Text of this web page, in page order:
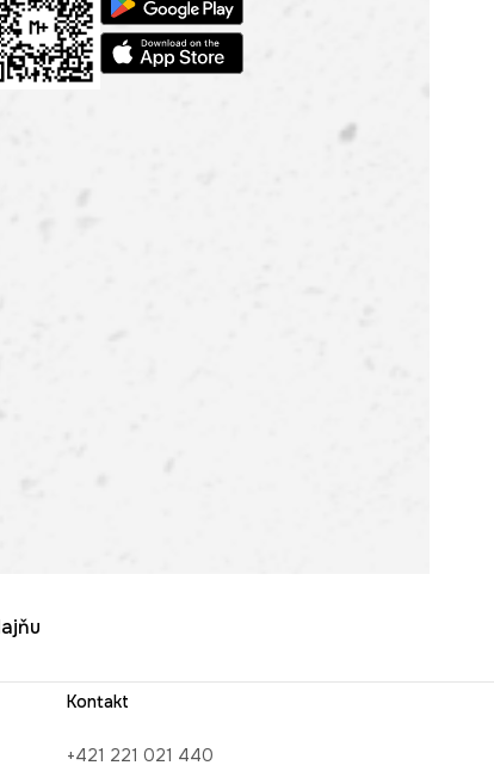
Kontakt
+421 221 021 440